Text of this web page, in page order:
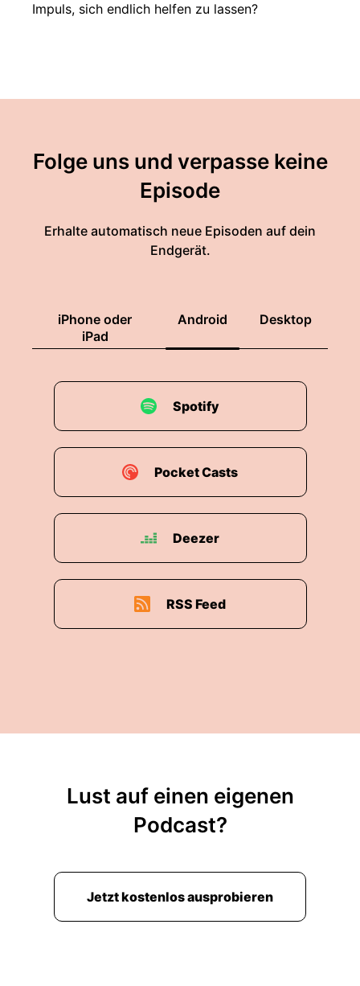
Impuls, sich endlich helfen zu lassen?
Folge uns und verpasse keine
Episode
Erhalte automatisch neue Episoden auf dein
Endgerät.
iPhone oder
iPad
Android Desktop
Spotify
Pocket Casts
Deezer
RSS Feed
Lust auf einen eigenen
Podcast?
Jetzt kostenlos ausprobieren